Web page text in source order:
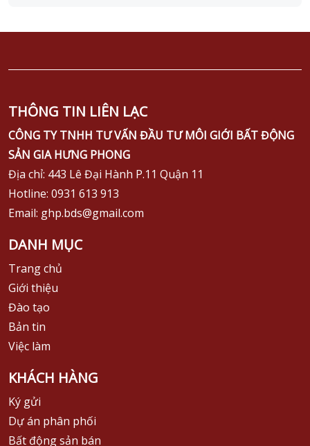
THÔNG TIN LIÊN LẠC
CÔNG TY TNHH TƯ VẤN ĐẦU TƯ MÔI GIỚI BẤT ĐỘNG
SẢN GIA HƯNG PHONG
Địa chỉ: 443 Lê Đại Hành P.11 Quận 11
Hotline: 0931 613 913
Email: ghp.bds@gmail.com
DANH MỤC
Trang chủ
Giới thiệu
Đào tạo
Bản tin
Việc làm
KHÁCH HÀNG
Ký gửi
Dự án phân phối
Bất động sản bán